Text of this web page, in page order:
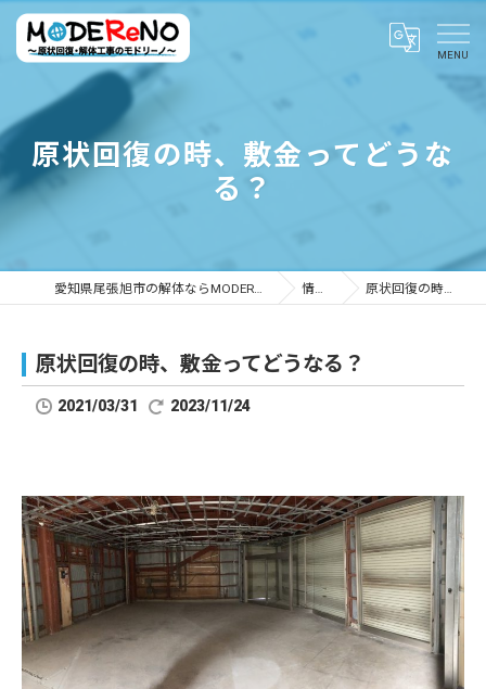
原状回復の時、敷金ってどうな
る？
愛知県尾張旭市の解体ならMODEReNO ～原状回復・解体工事のモドリーノ～ 情報ブログ 原状回復の時、敷金ってどうなる？
原状回復の時、敷金ってどうなる？
2021/03/31 2023/11/24